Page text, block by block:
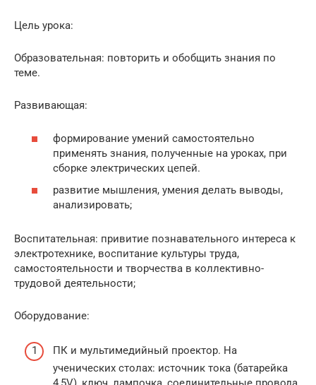
Цель урока:
Образовательная: повторить и обобщить знания по
теме.
Развивающая:
формирование умений самостоятельно
применять знания, полученные на уроках, при
сборке электрических цепей.
развитие мышления, умения делать выводы,
анализировать;
Воспитательная: привитие познавательного интереса к
электротехнике, воспитание культуры труда,
самостоятельности и творчества в коллективно-
трудовой деятельности;
Оборудование:
ПК и мультимедийный проектор. На
ученических столах: источник тока (батарейка